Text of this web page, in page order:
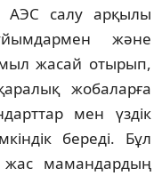
АЭС салу арқылы
және
жасай отырып,
жобаларға
мен үз­дік
бере­ді. Бұл
жас ма­ман­дардың